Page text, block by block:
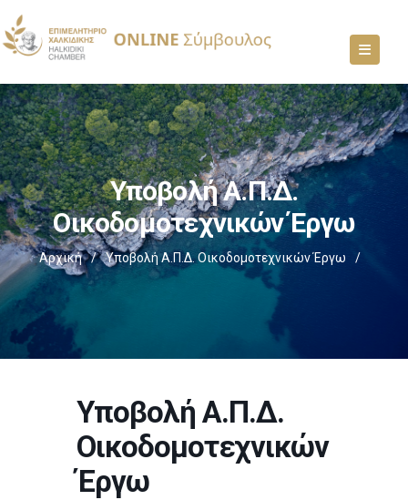
Υποβολή Α.Π.Δ.
Οικοδομοτεχνικών Έργω
Αρχική / Υποβολή Α.Π.Δ. Οικοδομοτεχνικών Έργω /
Υποβολή Α.Π.Δ.
Οικοδομοτεχνικών
Έργω